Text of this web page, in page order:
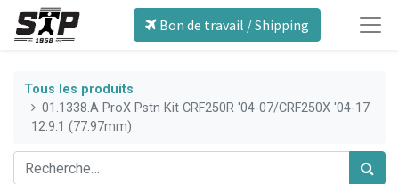
Bon de travail / Shipping
Tous les produits
01.1338.A ProX Pstn Kit CRF250R '04-07/CRF250X '04-17
12.9:1 (77.97mm)